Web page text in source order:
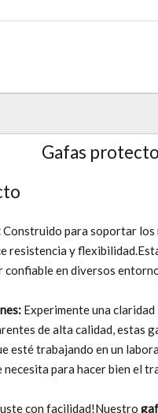
Gafas
Construido para soportar
resistencia y
en diversos
Experimente una
de alta calidad, estas
esté trabajando en un
para hacer bien el
con facilidad!Nuestro